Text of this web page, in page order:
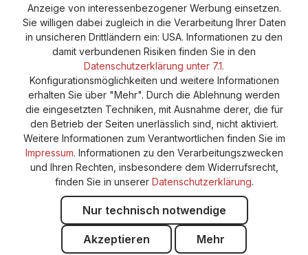
Anzeige von interessenbezogener Werbung einsetzen.
Sie willigen dabei zugleich in die Verarbeitung Ihrer Daten
in unsicheren Drittländern ein: USA. Informationen zu den
damit verbundenen Risiken finden Sie in den
Datenschutzerklärung unter 7.1.
Konfigurationsmöglichkeiten und weitere Informationen
erhalten Sie über "Mehr". Durch die Ablehnung werden
die eingesetzten Techniken, mit Ausnahme derer, die für
den Betrieb der Seiten unerlässlich sind, nicht aktiviert.
Weitere Informationen zum Verantwortlichen finden Sie im
Impressum. Informationen zu den Verarbeitungszwecken
und Ihren Rechten, insbesondere dem Widerrufsrecht,
finden Sie in unserer Datenschutzerklärung.
Nur technisch notwendige
Akzeptieren Mehr